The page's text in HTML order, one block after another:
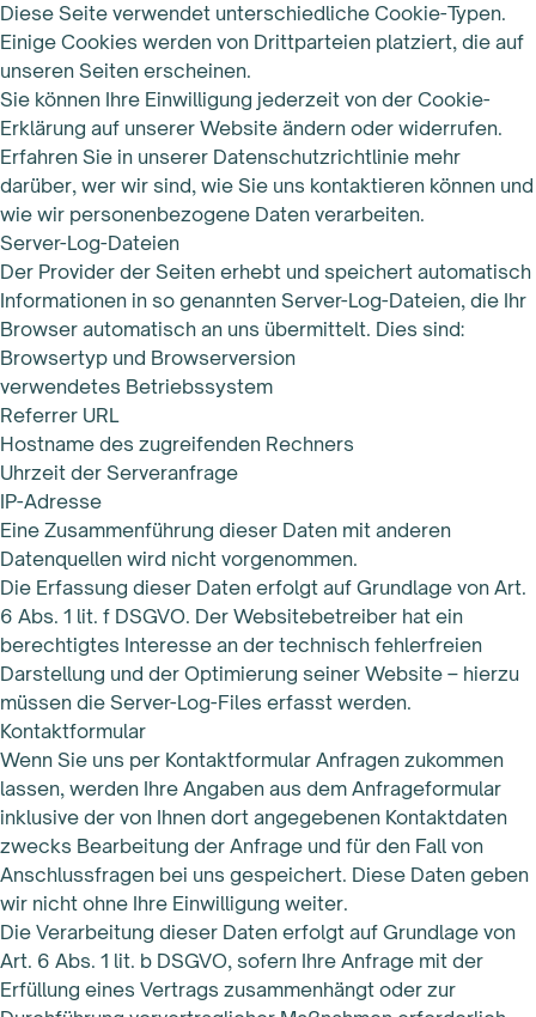
Diese Seite verwendet unterschiedliche Cookie-Typen.
Einige Cookies werden von Drittparteien platziert, die auf
unseren Seiten erscheinen.
Sie können Ihre Einwilligung jederzeit von der Cookie-
Erklärung auf unserer Website ändern oder widerrufen.
Erfahren Sie in unserer Datenschutzrichtlinie mehr
darüber, wer wir sind, wie Sie uns kontaktieren können und
wie wir personenbezogene Daten verarbeiten.
Server-Log-Dateien
Der Provider der Seiten erhebt und speichert automatisch
Informationen in so genannten Server-Log-Dateien, die Ihr
Browser automatisch an uns übermittelt. Dies sind:
Browsertyp und Browserversion
verwendetes Betriebssystem
Referrer URL
Hostname des zugreifenden Rechners
Uhrzeit der Serveranfrage
IP-Adresse
Eine Zusammenführung dieser Daten mit anderen
Datenquellen wird nicht vorgenommen.
Die Erfassung dieser Daten erfolgt auf Grundlage von Art.
6 Abs. 1 lit. f DSGVO. Der Websitebetreiber hat ein
berechtigtes Interesse an der technisch fehlerfreien
Darstellung und der Optimierung seiner Website – hierzu
müssen die Server-Log-Files erfasst werden.
Kontaktformular
Wenn Sie uns per Kontaktformular Anfragen zukommen
lassen, werden Ihre Angaben aus dem Anfrageformular
inklusive der von Ihnen dort angegebenen Kontaktdaten
zwecks Bearbeitung der Anfrage und für den Fall von
Anschlussfragen bei uns gespeichert. Diese Daten geben
wir nicht ohne Ihre Einwilligung weiter.
Die Verarbeitung dieser Daten erfolgt auf Grundlage von
Art. 6 Abs. 1 lit. b DSGVO, sofern Ihre Anfrage mit der
Erfüllung eines Vertrags zusammenhängt oder zur